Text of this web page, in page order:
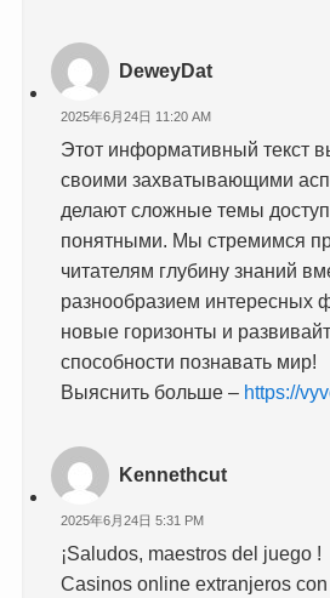
DeweyDat
2025年6月24日 11:20 AM
Этот информативный текст
своими захватывающими
делают сложные темы
понятными. Мы стремимся
читателям глубину знаний
разнообразием интересных
новые горизонты и
способности познавать мир!
Выяснить больше – https://
Kennethcut
2025年6月24日 5:31 PM
¡Saludos, maestros del juego !
Casinos online extranjeros